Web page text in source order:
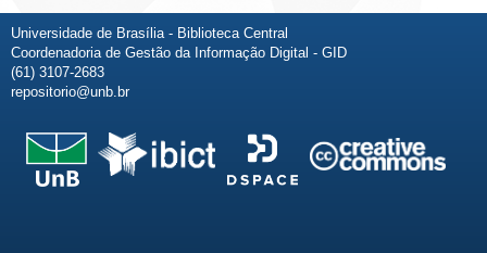
Universidade de Brasília - Biblioteca Central
Coordenadoria de Gestão da Informação Digital - GID
(61) 3107-2683
repositorio@unb.br